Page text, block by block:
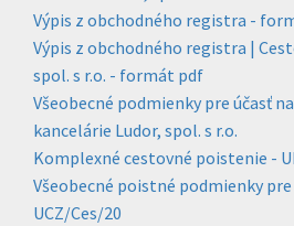
Výpis z obchodného registra -
Výpis z obchodného registra |
spol. s r.o. - formát pdf
Všeobecné podmienky pre účasť
kancelárie Ludor, spol. s r.o.
Komplexné cestovné poistenie -
Všeobecné poistné podmienky
UCZ/Ces/20